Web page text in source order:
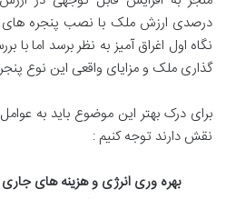
درصدی ارزش ملک با نصب پنجره های
نگاه اول اغراق آمیزبه نظربرسد امابا
گذاری ملک ومزایای واقعی این نوع
برای درک بهتر این موضوع باید به عوامل
نقش دارند توجه کنیم :
بهره وری انرژی وهزینه های جاری